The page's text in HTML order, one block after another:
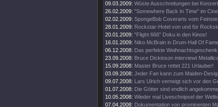
09.03.2009: Wüste Ausschreitungen bei
26.02.2009: "Somewhere Back In Time" im
02.02.2009: SpongeBob Coverarts vom
28.01.2009: Rockstar-Hotel von und für
20.01.2009: "Flight 666" Doku in den Kinos!
16.01.2009: Niko McBrain in Drum-Hall Of
06.12.2008: Das perfekte
23.09.2008: Bruce Dickinson interviewt
15.09.2008: Master Bruce rettet 221 Urlauber!
03.09.2008: Jeder Fan kann zum Maiden-
09.07.2008: Lars Ulrich verneigt sich vor den
01.07.2008: Die Götter sind endlich
10.05.2008: Wieder mal Liveschnipsel der
07.04.2008: Dokumentation von prominenten